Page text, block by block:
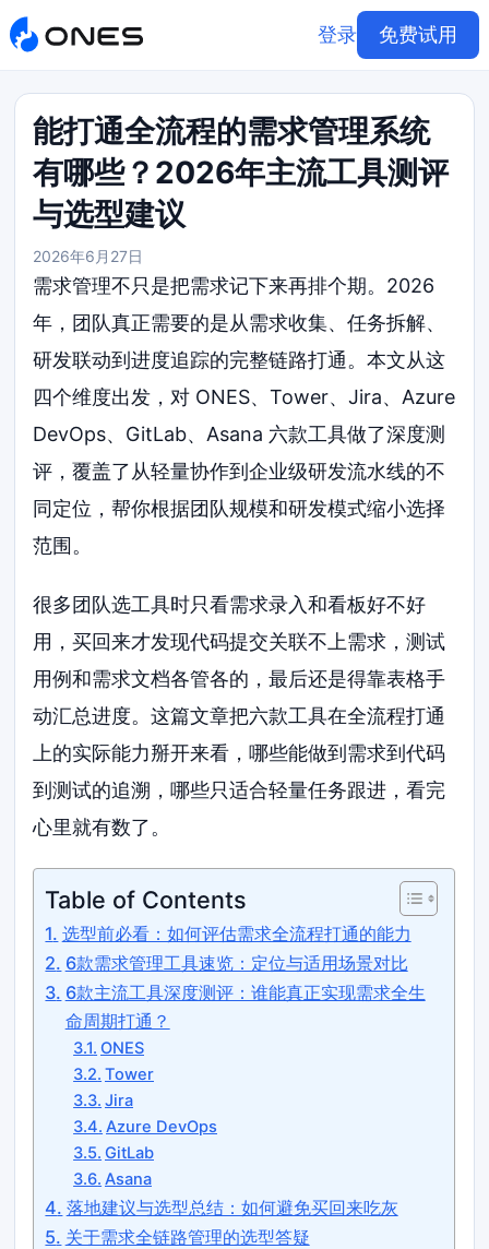
登录 免费试用
能打通全流程的需求管理系统
有哪些？2026年主流工具测评
与选型建议
2026年6月27日
需求管理不只是把需求记下来再排个期。2026
年，团队真正需要的是从需求收集、任务拆解、
研发联动到进度追踪的完整链路打通。本文从这
四个维度出发，对 ONES、Tower、Jira、Azure
DevOps、GitLab、Asana 六款工具做了深度测
评，覆盖了从轻量协作到企业级研发流水线的不
同定位，帮你根据团队规模和研发模式缩小选择
范围。
很多团队选工具时只看需求录入和看板好不好
用，买回来才发现代码提交关联不上需求，测试
用例和需求文档各管各的，最后还是得靠表格手
动汇总进度。这篇文章把六款工具在全流程打通
上的实际能力掰开来看，哪些能做到需求到代码
到测试的追溯，哪些只适合轻量任务跟进，看完
心里就有数了。
Table of Contents
选型前必看：如何评估需求全流程打通的能力
6款需求管理工具速览：定位与适用场景对比
6款主流工具深度测评：谁能真正实现需求全生
命周期打通？
ONES
Tower
Jira
Azure DevOps
GitLab
Asana
落地建议与选型总结：如何避免买回来吃灰
关于需求全链路管理的选型答疑